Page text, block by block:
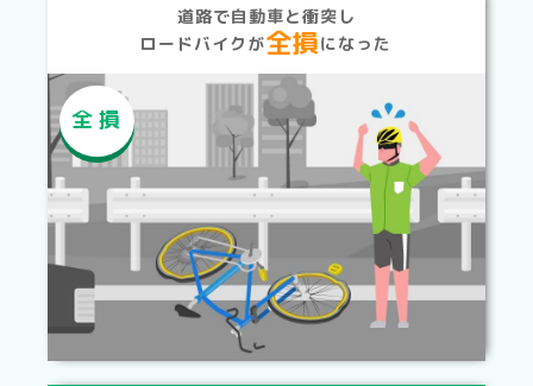
道路で自動車と衝突し
ロードバイクが全損になった
全損